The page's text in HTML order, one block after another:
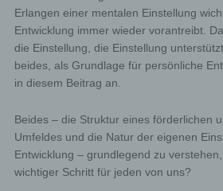
Erlangen einer mentalen Einstellung
Entwicklung immer wieder vorantreibt.
die Einstellung, die Einstellung
beides, als Grundlage für persönliche
in diesem Beitrag an.
Beides – die Struktur eines förderlichen
Umfeldes und die Natur der eigenen
Entwicklung – grundlegend zu
wichtiger Schritt für jeden von uns?